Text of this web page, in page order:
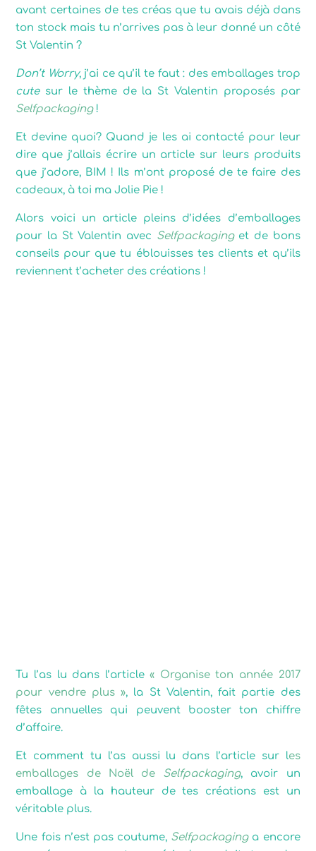
avant certaines de tes créas que tu avais déjà dans
ton stock mais tu n’arrives pas à leur donné un côté
St Valentin ?
Don’t Worry, j’ai ce qu’il te faut : des emballages trop
cutesur le thème de la St Valentin proposés par
Selfpackaging!
Et devine quoi? Quand je les ai contacté pour leur
dire que j’allais écrire un article sur leurs produits
que j’adore, BIM ! Ils m’ont proposé de te faire des
cadeaux, à toi ma Jolie Pie !
Alors voici un article pleins d’idées d’emballages
pour la St Valentin avec Selfpackaging et de bons
conseils pour que tu éblouisses tes clients et qu’ils
reviennent t’acheter des créations !
Tu l’as lu dans l’article« Organise ton année 2017
pour vendre plus », la St Valentin, fait partie des
fêtes annuelles qui peuvent booster ton chiffre
d’affaire.
Et comment tu l’as aussi lu dans l’article sur les
emballages de Noël de Selfpackaging, avoir un
emballage à la hauteur de tes créations est un
véritable plus.
Une fois n’est pas coutume, Selfpackaginga encore